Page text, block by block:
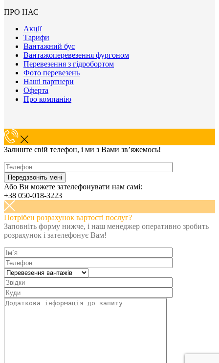
ПРО НАС
Акції
Тарифи
Вантажний бус
Вантажоперевезення фургоном
Перевезення з гідробортом
Фото перевезень
Наші партнери
Оферта
Про компанію
Залиште свій телефон, і ми з Вами зв’яжемось!
Або Ви можете зателефонувати нам самі:
+38 050-018-3223
Потрібен розрахунок вартості послуг?
Заповніть форму нижче, і наш менеджер оперативно зробить
розрахунок і зателефонує Вам!